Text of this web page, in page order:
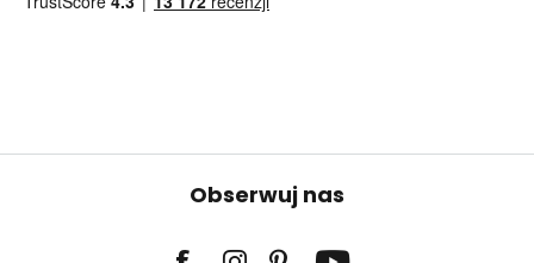
Obserwuj nas